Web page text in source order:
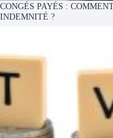
CONGÉS PAYÉS :
INDEMNITÉ ?